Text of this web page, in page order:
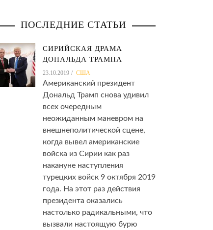
сотрудников
ПОСЛЕДНИЕ СТАТЬИ
СИРИЙСКАЯ ДРАМА
ДОНАЛЬДА ТРАМПА
23.10.2019 США
Американский президент
Дональд Трамп снова удивил
всех очередным
неожиданным маневром на
внешнеполитической сцене,
когда вывел американские
войска из Сирии как раз
накануне наступления
турецких войск 9 октября 2019
года. На этот раз действия
президента оказались
настолько радикальными, что
вызвали настоящую бурю